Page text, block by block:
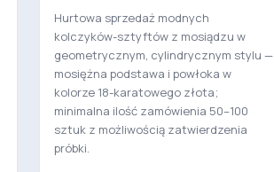
Hurtowa sprzedaż modnych
kolczyków-sztyftów z mosiądzu w
geometrycznym, cylindrycznym stylu —
mosiężna podstawa i powłoka w
kolorze 18-karatowego złota;
minimalna ilość zamówienia 50–100
sztuk z możliwością zatwierdzenia
próbki.